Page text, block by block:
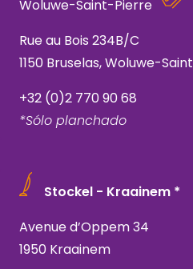
Woluwe-Saint-Pierre
Rue au Bois 234B/C
1150 Bruselas, Woluwe-
+32 (0)2 770 90 68
*Sólo planchado
Stockel - Kraainem *
Avenue d’Oppem 34
1950 Kraainem